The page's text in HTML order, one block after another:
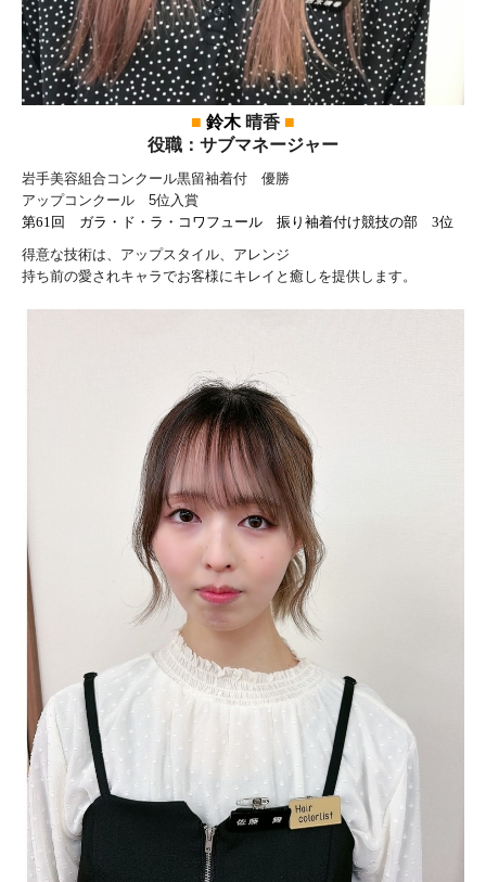
■ 鈴木晴香 ■
役職：サブマネージャー
岩手美容組合コンクール黒留袖着付 優勝
アップコンクール 5位入賞
第61回 ガラ・ド・ラ・コワフュール 振り袖着付け競技の部 3位
得意な技術は、アップスタイル、アレンジ
持ち前の愛されキャラでお客様にキレイと癒しを提供します。